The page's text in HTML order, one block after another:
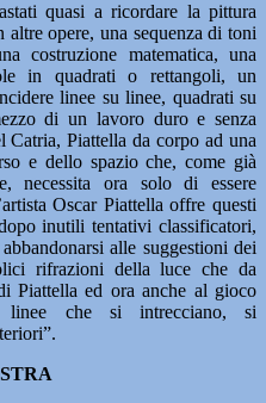
quasi a ricordare la pittura
opere, una sequenza di toni
costruzione matematica, una
in quadrati o rettangoli, un
linee su linee, quadrati su
di un lavoro duro e senza
Catria, Piattella da corpo ad una
e dello spazio che, come già
necessita ora solo di essere
Oscar Piattella offre questi
inutili tentativi classificatori,
alle suggestioni dei
rifrazioni della luce che da
Piattella ed ora anche al gioco
linee che si intrecciano, si